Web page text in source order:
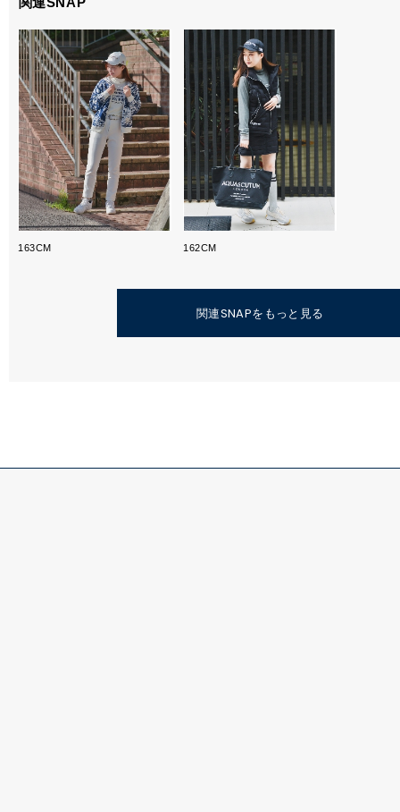
163CM 162CM
関連SNAPをもっと見る